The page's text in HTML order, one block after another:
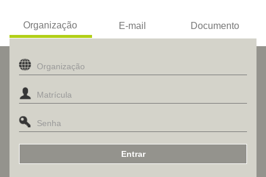
Organização E-mail Documento